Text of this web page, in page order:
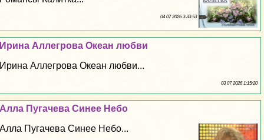
04 07 2026 3:33:53
Ирина Аллегрова Океан любви
Ирина Аллегрова Океан любви...
03 07 2026 1:15:20
Алла Пугачева Синее Небо
Алла Пугачева Синее Небо...